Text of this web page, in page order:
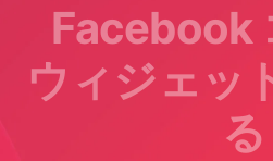
Facebook
ウィジェッ
る